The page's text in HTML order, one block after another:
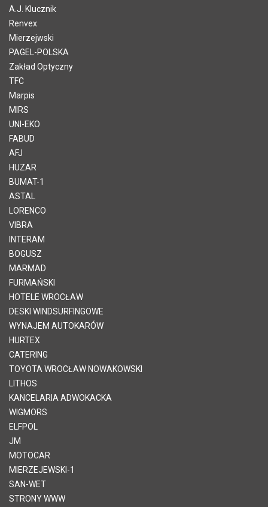
A.J. Klucznik
Renvex
Mierzejwski
PAGEL-POLSKA
Zakład Optyczny
TFC
Marpis
MIRS
UNI-EKO
FABUD
AFJ
HUZAR
BUMAT-1
ASTAL
LORENCO
VIBRA
INTERAM
BOGUSZ
MARMAD
FURMAŃSKI
HOTELE WROCŁAW
DESKI WINDSURFINGOWE
WYNAJEM AUTOKARÓW
HURTEX
CATERING
TOYOTA WROCŁAW NOWAKOWSKI
LITHOS
KANCELARIA ADWOKACKA
WIGMORS
ELFPOL
JM
MOTOCAR
MIERZEJEWSKI-1
SAN-WET
STRONY WWW